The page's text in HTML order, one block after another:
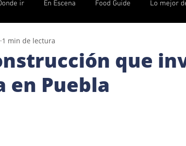
ir En Escena Food Guide Lo mejor
que
en Puebla
1 min de lectura